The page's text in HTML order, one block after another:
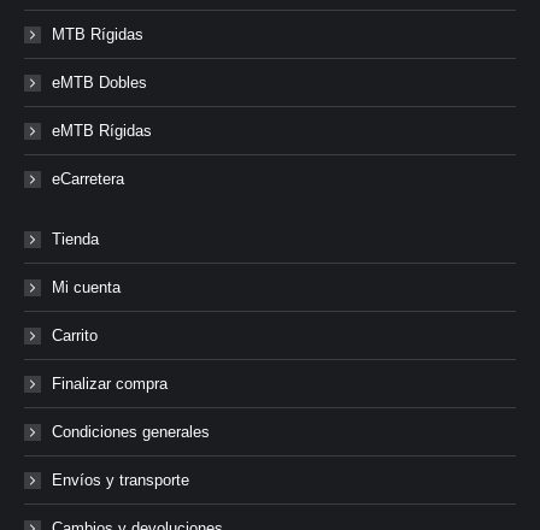
MTB Rígidas
eMTB Dobles
eMTB Rígidas
eCarretera
Tienda
Mi cuenta
Carrito
Finalizar compra
Condiciones generales
Envíos y transporte